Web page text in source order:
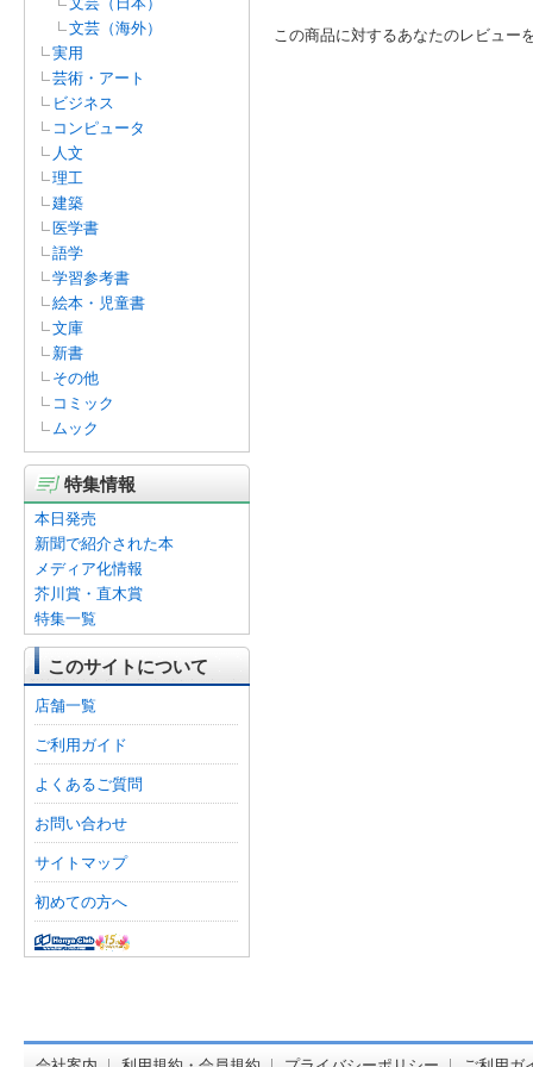
文芸（海外）
実用
芸術・アート
ビジネス
コンピュータ
人文
理工
建築
医学書
語学
学習参考書
絵本・児童書
文庫
新書
その他
コミック
ムック
特集情報
本日発売
新聞で紹介された本
メディア化情報
芥川賞・直木賞
特集一覧
このサイトについて
店舗一覧
ご利用ガイド
よくあるご質問
お問い合わせ
サイトマップ
初めての方へ
この商品に対するあなたのレビュー